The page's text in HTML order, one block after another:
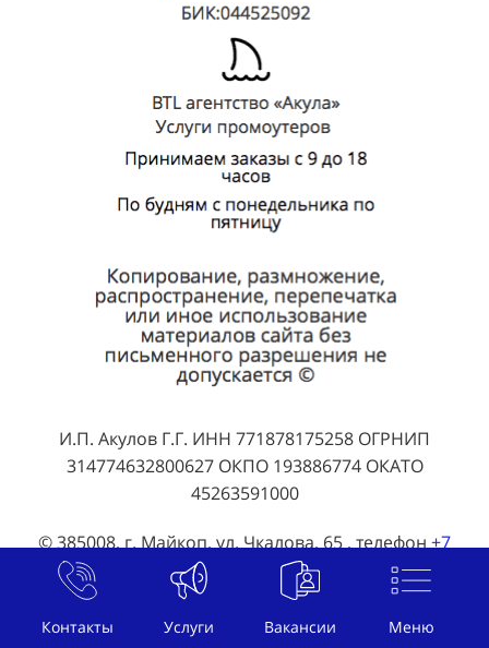
Контакты Услуги Вакансии Меню
И.П. Акулов Г.Г. ИНН 771878175258 ОГРНИП
314774632800627 ОКПО 193886774 ОКАТО
45263591000
© 385008, г. Майкоп, ул. Чкалова, 65 , телефон+7
(800) 707-07-92, почта welcome@btl-akula.ru
Публичная оферта